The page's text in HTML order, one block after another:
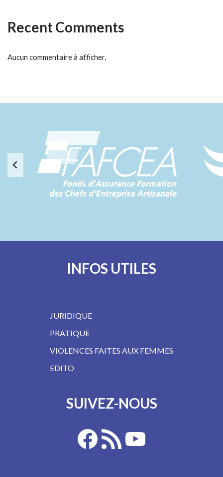
Recent Comments
Aucun commentaire à afficher.
INFOS UTILES
JURIDIQUE
PRATIQUE
VIOLENCES FAITES AUX FEMMES
EDITO
SUIVEZ-NOUS